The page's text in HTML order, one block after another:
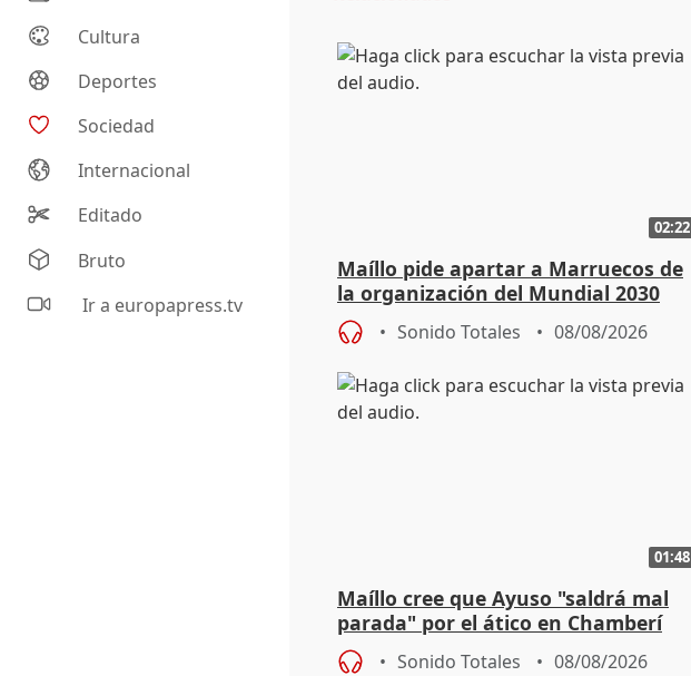
Cultura
Deportes
Sociedad
Internacional
Editado
Bruto
Ir a europapress.tv
02:22
Maíllo pide apartar a Marruecos de
la organización del Mundial 2030
Sonido Totales 08/08/2026
01:48
Maíllo cree que Ayuso "saldrá mal
parada" por el ático en Chamberí
Sonido Totales 08/08/2026